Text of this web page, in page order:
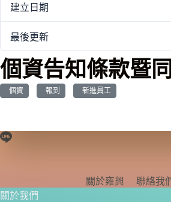
建立日期
最後更新
個資告知條款暨
個資 報到 新進員工
關於雍興
聯絡我
關於我們